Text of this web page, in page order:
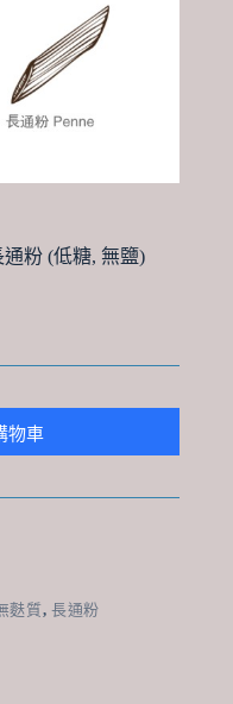
通粉 (低糖, 無鹽)
物車
麩質, 長通粉